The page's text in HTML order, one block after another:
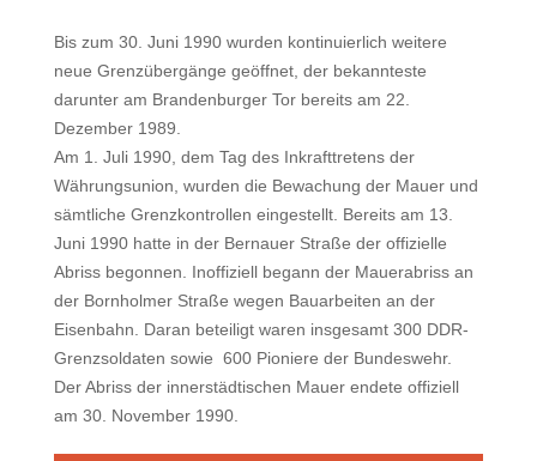
Bis zum 30. Juni 1990 wurden kontinuierlich weitere
neue Grenzübergänge geöffnet, der bekannteste
darunter am Brandenburger Tor bereits am 22.
Dezember 1989.
Am 1. Juli 1990, dem Tag des Inkrafttretens der
Währungsunion, wurden die Bewachung der Mauer und
sämtliche Grenzkontrollen eingestellt. Bereits am 13.
Juni 1990 hatte in der Bernauer Straße der offizielle
Abriss begonnen. Inoffiziell begann der Mauerabriss an
der Bornholmer Straße wegen Bauarbeiten an der
Eisenbahn. Daran beteiligt waren insgesamt 300 DDR-
Grenzsoldaten sowie 600 Pioniere der Bundeswehr.
Der Abriss der innerstädtischen Mauer endete offiziell
am 30. November 1990.